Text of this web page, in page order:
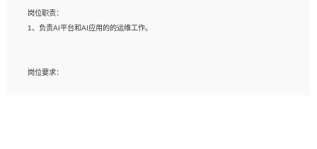
4、熟练使用oracle、mysql进行开发；
5、熟悉流程开发如使用activiti；
岗位职责：
1、负责AI平台和AI应用的的运维工作。
岗位要求：